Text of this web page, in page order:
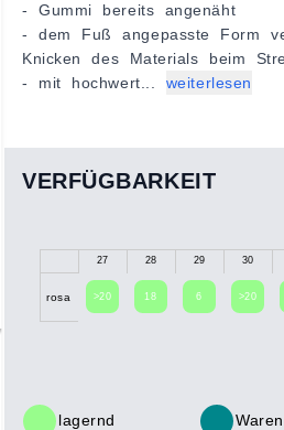
- Gummi bereits angenäht
- dem Fuß angepasste Form
Knicken des Materials beim
- mit hochwert... weiterlesen
VERFÜGBARKEIT
27 28 29 30
rosa >20 18 6 >20
lagernd